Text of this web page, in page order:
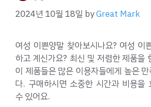
2024년 10월 18일 byGreat Mark
여성 이쁜양말 찾아보시나요? 여성 이
하고 계신가요? 최신 및 저렴한 제품을
이 제품들은 많은 이용자들에게 높은
다. 구매하시면 소중한 시간과 비용을
수 있어요.